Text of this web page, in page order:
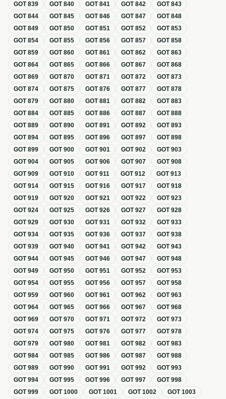
GOT839 GOT840 GOT841 GOT842 GOT843
GOT844 GOT845 GOT846 GOT847 GOT848
GOT849 GOT850 GOT851 GOT852 GOT853
GOT854 GOT855 GOT856 GOT857 GOT858
GOT859 GOT860 GOT861 GOT862 GOT863
GOT864 GOT865 GOT866 GOT867 GOT868
GOT869 GOT870 GOT871 GOT872 GOT873
GOT874 GOT875 GOT876 GOT877 GOT878
GOT879 GOT880 GOT881 GOT882 GOT883
GOT884 GOT885 GOT886 GOT887 GOT888
GOT889 GOT890 GOT891 GOT892 GOT893
GOT894 GOT895 GOT896 GOT897 GOT898
GOT899 GOT900 GOT901 GOT902 GOT903
GOT904 GOT905 GOT906 GOT907 GOT908
GOT909 GOT910 GOT911 GOT912 GOT913
GOT914 GOT915 GOT916 GOT917 GOT918
GOT919 GOT920 GOT921 GOT922 GOT923
GOT924 GOT925 GOT926 GOT927 GOT928
GOT929 GOT930 GOT931 GOT932 GOT933
GOT934 GOT935 GOT936 GOT937 GOT938
GOT939 GOT940 GOT941 GOT942 GOT943
GOT944 GOT945 GOT946 GOT947 GOT948
GOT949 GOT950 GOT951 GOT952 GOT953
GOT954 GOT955 GOT956 GOT957 GOT958
GOT959 GOT960 GOT961 GOT962 GOT963
GOT964 GOT965 GOT966 GOT967 GOT968
GOT969 GOT970 GOT971 GOT972 GOT973
GOT974 GOT975 GOT976 GOT977 GOT978
GOT979 GOT980 GOT981 GOT982 GOT983
GOT984 GOT985 GOT986 GOT987 GOT988
GOT989 GOT990 GOT991 GOT992 GOT993
GOT994 GOT995 GOT996 GOT997 GOT998
GOT999 GOT1000 GOT1001 GOT1002 GOT1003